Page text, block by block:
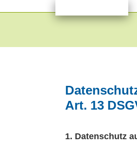
Art. 13
1. Datenschutz